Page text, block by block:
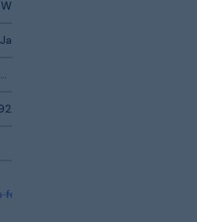
Ja
7340132807300
mer information